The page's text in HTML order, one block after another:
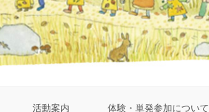
活動案内 体験・単発参加について